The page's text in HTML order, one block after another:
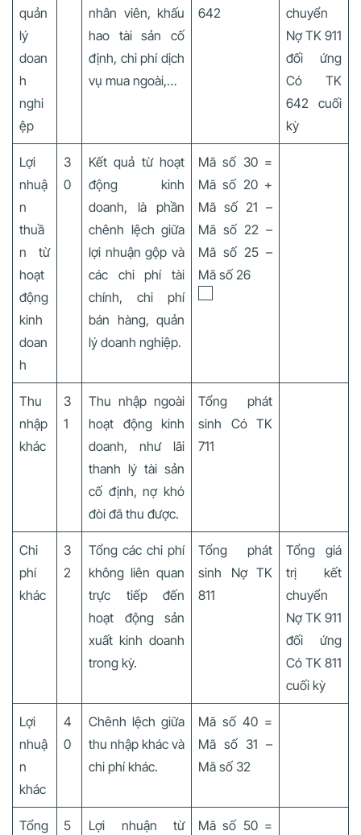
quản
lý
doan
h
nghi
ệp
nhân viên, khấu
hao tài sản cố
định, chi phí dịch
vụ mua ngoài,…
642
chuyển
Nợ TK 911
đối ứng
Có TK
642 cuối
kỳ
Lợi
nhuậ
n
thuầ
n từ
hoạt
động
kinh
doan
h
3
0
Kết quả từ hoạt
động kinh
doanh, là phần
chênh lệch giữa
lợi nhuận gộp và
các chi phí tài
chính, chi phí
bán hàng, quản
lý doanh nghiệp.
Mã số 30 =
Mã số 20 +
Mã số 21 –
Mã số 22 –
Mã số 25 –
Mã số 26
Thu
nhập
khác
3
1
Thu nhập ngoài
hoạt động kinh
doanh, như lãi
thanh lý tài sản
cố định, nợ khó
đòi đã thu được.
Tổng phát
sinh Có TK
711
Chi
phí
khác
3
2
Tổng các chi phí
không liên quan
trực tiếp đến
hoạt động sản
xuất kinh doanh
trong kỳ.
Tổng phát
sinh Nợ TK
811
Tổng giá
trị kết
chuyển
Nợ TK 911
đối ứng
Có TK 811
cuối kỳ
Lợi
nhuậ
n
khác
4
0
Chênh lệch giữa
thu nhập khác và
chi phí khác.
Mã số 40 =
Mã số 31 –
Mã số 32
Tổng
5
Lợi nhuận từ
Mã số 50 =